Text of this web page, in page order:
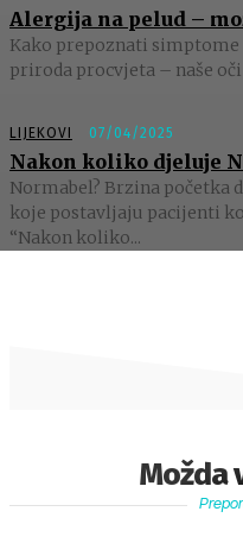
Alergija na pelud –
Kako prepoznati simptome
priroda procvjeta – naše oči
LIJEKOVI 07/04/2025
Nakon koliko djeluje
Normabel? Brzina početka
koje postavljaju pacijenti
“Nakon koliko...
Možda